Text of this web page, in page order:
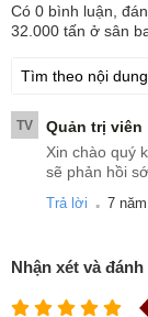
Có 0 bình luận,
32.000 tấn ở sân
TV Quản trị viên
Xin chào quý
sẽ phản hồi
Trả lời . 7
Nhận xét và đánh